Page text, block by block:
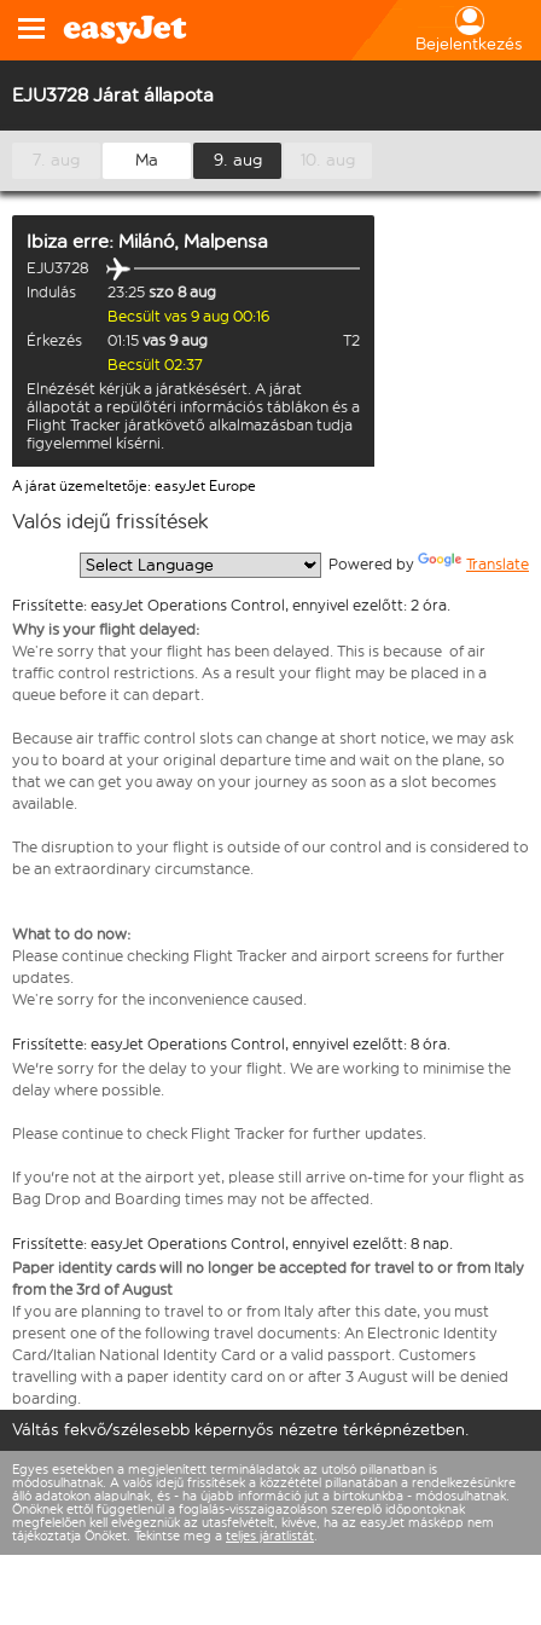
Bejelentkezés
EJU3728 Járat állapota
7. aug Ma 9. aug 10. aug
Ibiza erre: Milánó, Malpensa
EJU3728
Indulás
23:25 szo 8 aug
Becsült vas 9 aug 00:16
Érkezés
01:15 vas 9 aug
T2
Becsült 02:37
Elnézését kérjük a járatkésésért. A járat
állapotát a repülőtéri információs táblákon és a
Flight Tracker járatkövető alkalmazásban tudja
figyelemmel kísérni.
A járat üzemeltetője: easyJet Europe
Valós idejű frissítések
Powered by Translate
Frissítette: easyJet Operations Control, ennyivel ezelőtt: 2 óra.
Why is your flight delayed:
We’re sorry that your flight has been delayed. This is because of air
traffic control restrictions. As a result your flight may be placed in a
queue before it can depart.
Because air traffic control slots can change at short notice, we may ask
you to board at your original departure time and wait on the plane, so
that we can get you away on your journey as soon as a slot becomes
available.
The disruption to your flight is outside of our control and is considered to
be an extraordinary circumstance.
What to do now:
Please continue checking Flight Tracker and airport screens for further
updates.
We’re sorry for the inconvenience caused.
Frissítette: easyJet Operations Control, ennyivel ezelőtt: 8 óra.
We're sorry for the delay to your flight. We are working to minimise the
delay where possible.
Please continue to check Flight Tracker for further updates.
If you're not at the airport yet, please still arrive on-time for your flight as
Bag Drop and Boarding times may not be affected.
Frissítette: easyJet Operations Control, ennyivel ezelőtt: 8 nap.
Paper identity cards will no longer be accepted for travel to or from Italy
from the 3rd of August
If you are planning to travel to or from Italy after this date, you must
present one of the following travel documents: An Electronic Identity
Card/Italian National Identity Card or a valid passport. Customers
travelling with a paper identity card on or after 3 August will be denied
boarding.
Váltás fekvő/szélesebb képernyős nézetre térképnézetben.
Egyes esetekben a megjelenített termináladatok az utolsó pillanatban is
módosulhatnak. A valós idejű frissítések a közzététel pillanatában a rendelkezésünkre
álló adatokon alapulnak, és - ha újabb információ jut a birtokunkba - módosulhatnak.
Önöknek ettől függetlenül a foglalás-visszaigazoláson szereplő időpontoknak
megfelelően kell elvégezniük az utasfelvételt, kivéve, ha az easyJet másképp nem
tájékoztatja Önöket. Tekintse meg a teljes járatlistát.